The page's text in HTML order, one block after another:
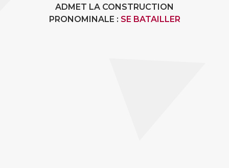
ADMET LA CONSTRUCTION
PRONOMINALE : SE BATAILLER